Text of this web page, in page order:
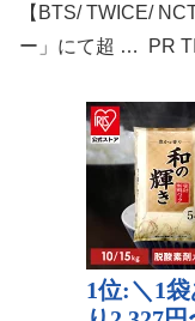
【BTS/ TWICE/
ー」にて超 … PR